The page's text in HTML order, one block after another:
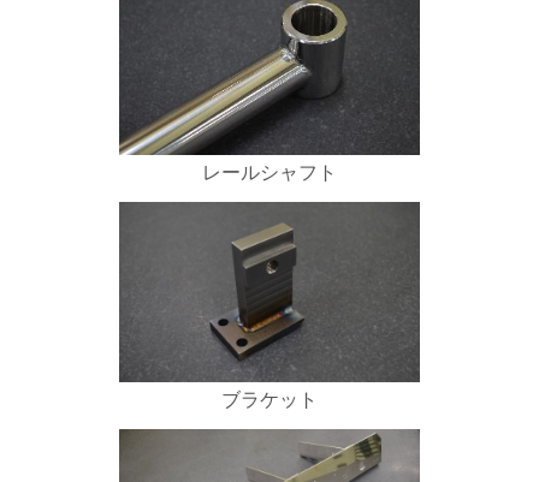
レールシャフト
ブラケット